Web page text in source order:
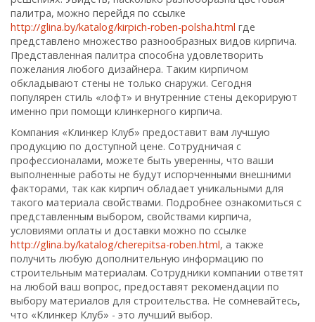
палитра, можно перейдя по ссылке
http://glina.by/katalog/kirpich-roben-polsha.html где
представлено множество разнообразных видов кирпича.
Представленная палитра способна удовлетворить
пожелания любого дизайнера. Таким кирпичом
обкладывают стены не только снаружи. Сегодня
популярен стиль «лофт» и внутренние стены декорируют
именно при помощи клинкерного кирпича.
Компания «Клинкер Клуб» предоставит вам лучшую
продукцию по доступной цене. Сотрудничая с
профессионалами, можете быть уверенны, что ваши
выполненные работы не будут испорченными внешними
факторами, так как кирпич обладает уникальными для
такого материала свойствами. Подробнее ознакомиться с
представленным выбором, свойствами кирпича,
условиями оплаты и доставки можно по ссылке
http://glina.by/katalog/cherepitsa-roben.html, а также
получить любую дополнительную информацию по
строительным материалам. Сотрудники компании ответят
на любой ваш вопрос, предоставят рекомендации по
выбору материалов для строительства. Не сомневайтесь,
что «Клинкер Клуб» - это лучший выбор.